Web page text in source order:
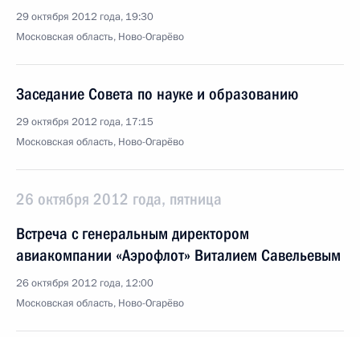
29 октября 2012 года, 19:30
Московская область, Ново-Огарёво
Заседание Совета по науке и образованию
29 октября 2012 года, 17:15
Московская область, Ново-Огарёво
26 октября 2012 года, пятница
Встреча с генеральным директором
авиакомпании «Аэрофлот» Виталием Савельевым
26 октября 2012 года, 12:00
Московская область, Ново-Огарёво